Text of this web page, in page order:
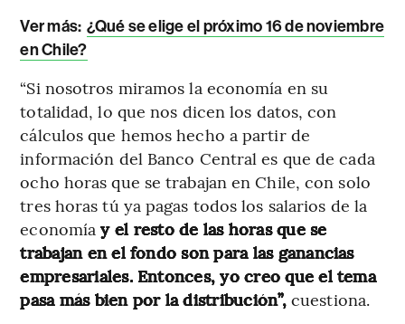
Ver más: ¿Qué se elige el próximo 16 de noviembre
en Chile?
“Si nosotros miramos la economía en su
totalidad, lo que nos dicen los datos, con
cálculos que hemos hecho a partir de
información del Banco Central es que de cada
ocho horas que se trabajan en Chile, con solo
tres horas tú ya pagas todos los salarios de la
economía y el resto de las horas que se
trabajan en el fondo son para las ganancias
empresariales. Entonces, yo creo que el tema
pasa más bien por la distribución”,cuestiona.